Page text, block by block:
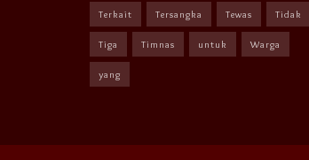
Terkait Tersangka Tewas Tidak
Tiga Timnas untuk Warga
yang